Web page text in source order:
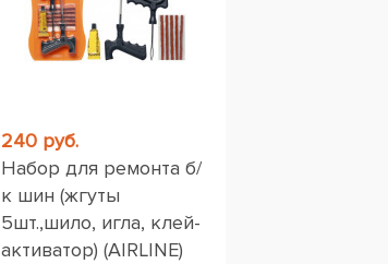
240 руб.
Набор для ремонта б/
к шин (жгуты
5шт.,шило, игла, клей-
активатор) (AIRLINE)